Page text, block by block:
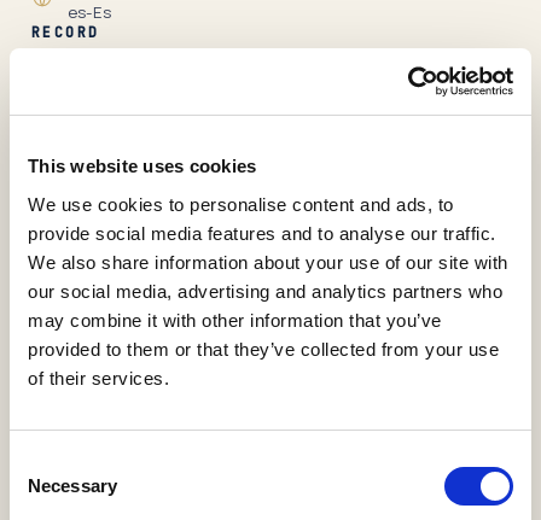
This website uses cookies
We use cookies to personalise content and ads, to
provide social media features and to analyse our traffic.
We also share information about your use of our site with
our social media, advertising and analytics partners who
may combine it with other information that you’ve
provided to them or that they’ve collected from your use
of their services.
Selection
Necessary
es-Es
RECORD
View statistics
Traducción técnica C-A
(francés)
Aja Sánchez, José Luis, Hernández Pardo, Blanca
KT2-Guías Docentes
Asignaturas
2025